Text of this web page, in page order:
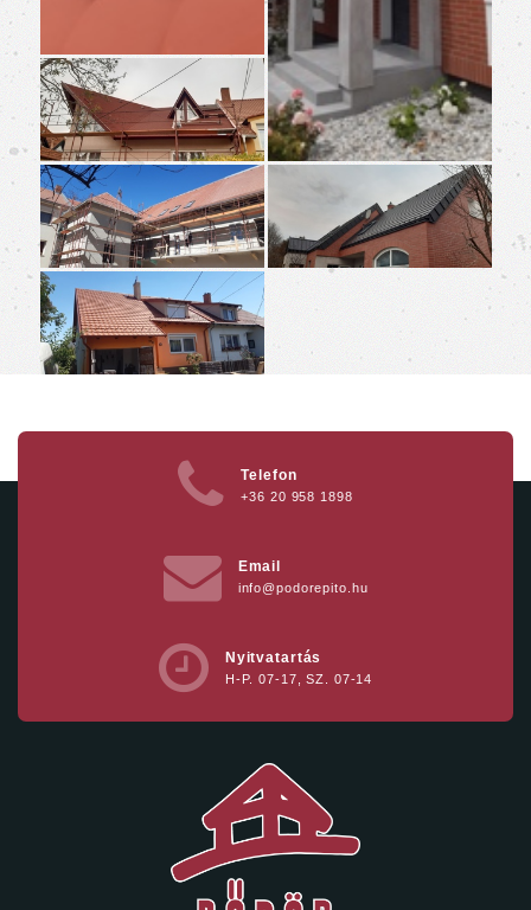
Telefon
+36 20 958 1898
Email
info@podorepito.hu
Nyitvatartás
H-P. 07-17, SZ. 07-14